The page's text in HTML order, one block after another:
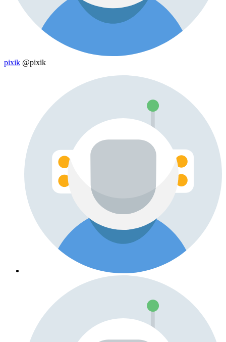
pixik @pixik